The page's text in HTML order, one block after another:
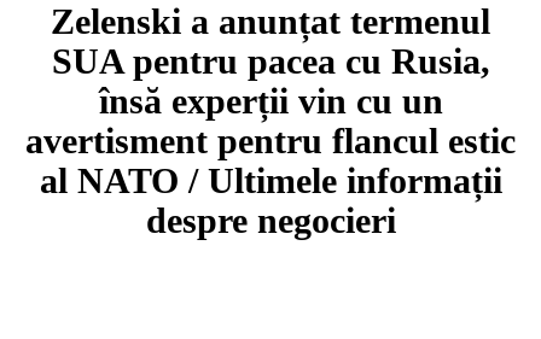
Zelenski a anunțat termenul
SUA pentru pacea cu Rusia,
însă experții vin cu un
avertisment pentru flancul estic
al NATO / Ultimele informații
despre negocieri